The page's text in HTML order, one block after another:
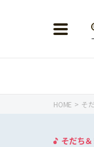
HOME そ
そだち